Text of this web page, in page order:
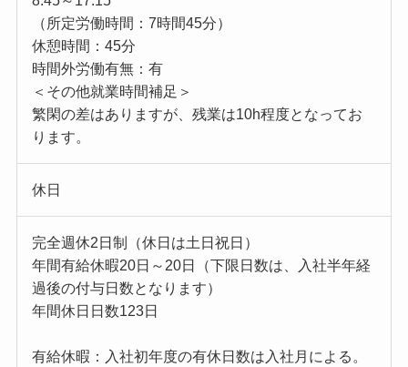
（所定労働時間：7時間45分）
休憩時間：45分
時間外労働有無：有
＜その他就業時間補足＞
繁閑の差はありますが、残業は10h程度となってお
ります。
休日
完全週休2日制（休日は土日祝日）
年間有給休暇20日～20日（下限日数は、入社半年経
過後の付与日数となります）
年間休日日数123日
有給休暇：入社初年度の有休日数は入社月による。